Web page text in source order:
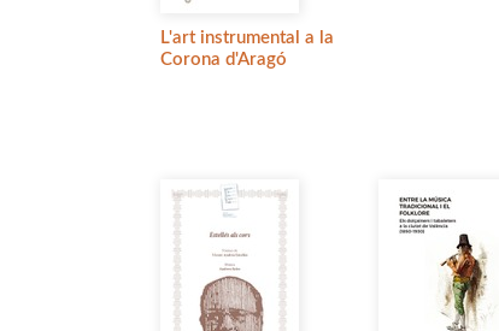
L'art instrumental a la
Corona d'Aragó